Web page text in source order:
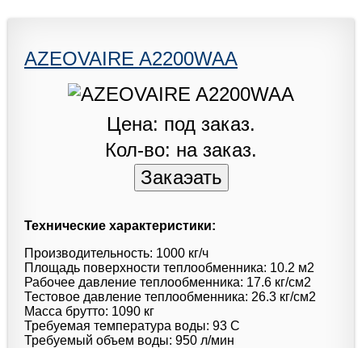
AZEOVAIRE A2200WAA
Цена: под заказ.
Кол-во: на заказ.
Технические характеристики:
Производительность: 1000 кг/ч
Площадь поверхности теплообменника: 10.2 м2
Рабочее давление теплообменника: 17.6 кг/см2
Тестовое давление теплообменника: 26.3 кг/см2
Масса брутто: 1090 кг
Требуемая температура воды: 93 C
Требуемый объем воды: 950 л/мин